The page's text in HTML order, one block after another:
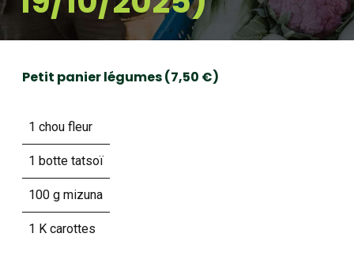
Petit panier légumes (7,50 €)
1 chou fleur
1 botte tatsoï
100 g mizuna
1 K carottes